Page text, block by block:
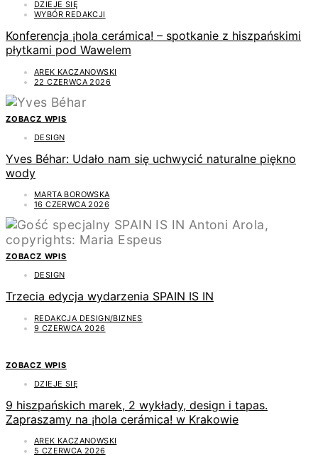
DZIEJE SIĘ
WYBÓR REDAKCJI
Konferencja ¡hola cerámica! – spotkanie z hiszpańskimi
płytkami pod Wawelem
AREK KACZANOWSKI
22 CZERWCA 2026
ZOBACZ WPIS
DESIGN
Yves Béhar: Udało nam się uchwycić naturalne piękno
wody
MARTA BOROWSKA
16 CZERWCA 2026
ZOBACZ WPIS
DESIGN
Trzecia edycja wydarzenia SPAIN IS IN
REDAKCJA DESIGN/BIZNES
9 CZERWCA 2026
ZOBACZ WPIS
DZIEJE SIĘ
9 hiszpańskich marek, 2 wykłady, design i tapas.
Zapraszamy na ¡hola cerámica! w Krakowie
AREK KACZANOWSKI
5 CZERWCA 2026